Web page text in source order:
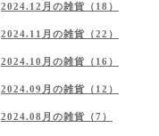
2024.12月の雑貨（18）
2024.11月の雑貨（22）
2024.10月の雑貨（16）
2024.09月の雑貨（12）
2024.08月の雑貨（7）